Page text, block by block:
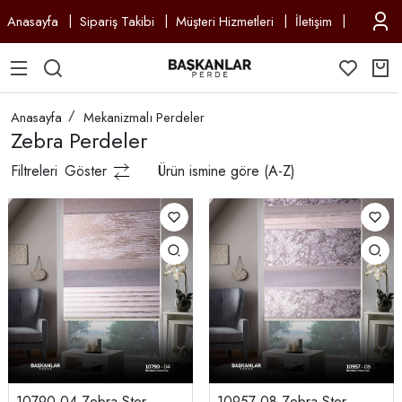
Anasayfa Sipariş Takibi Müşteri Hizmetleri İletişim
Anasayfa Mekanizmalı Perdeler
Zebra Perdeler
Filtreleri Göster Ürün ismine göre (A-Z)